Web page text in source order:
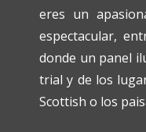
eres un
espectacular,
donde un panel
trial y de los
Scottish o los